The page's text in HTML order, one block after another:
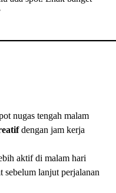
nugas tengah malam
dengan jam kerja
aktif di malam hari
sebelum lanjut perjalanan